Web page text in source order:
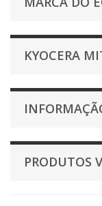
KYOCERA
PRODUTOS